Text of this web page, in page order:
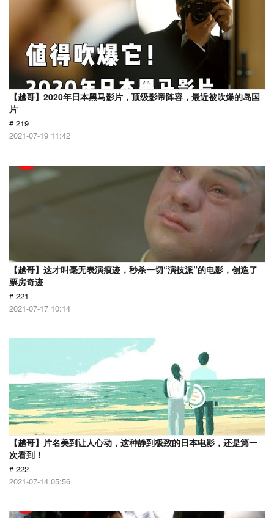
【越哥】2020年日本黑马影片，顶级影帝阵容，最近被吹爆的岛国
片
# 219
2021-07-19 11:42
【越哥】这才叫毫无表演痕迹，秒杀一切“演技派”的电影，创造了
票房奇迹
# 221
2021-07-17 10:14
【越哥】片名美到让人心动，这种静到极致的日本电影，还是第一
次看到！
# 222
2021-07-14 05:56